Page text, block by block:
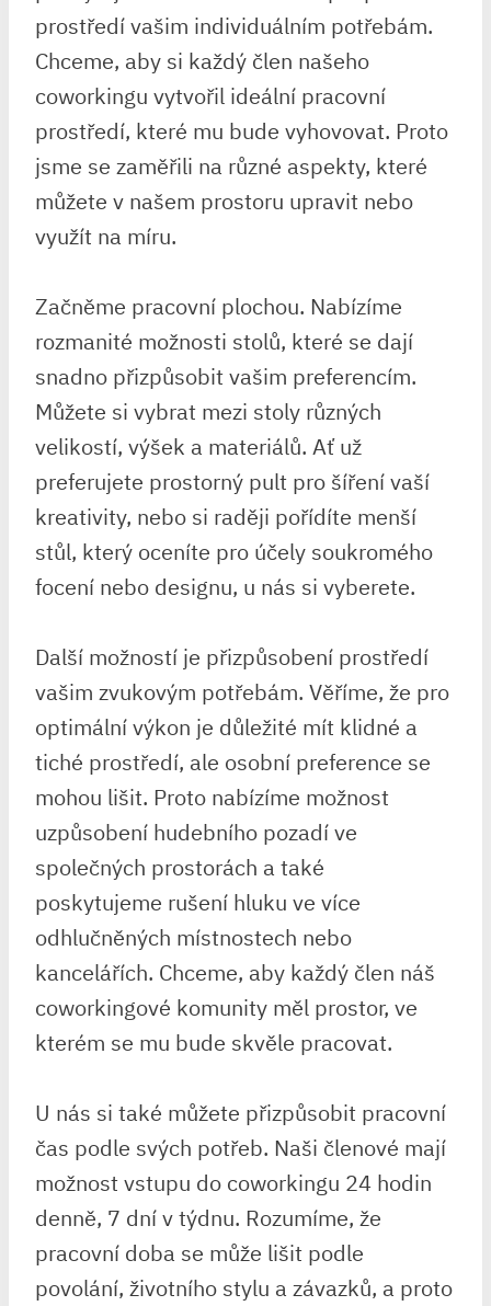
prostředí vašim individuálním potřebám.
Chceme, aby si každý člen našeho
coworkingu vytvořil ideální pracovní
prostředí, které mu bude vyhovovat. Proto
jsme se zaměřili na různé aspekty, které
můžete v našem prostoru upravit nebo
využít na míru.
Začněme pracovní plochou. Nabízíme
rozmanité možnosti stolů, které se dají
snadno přizpůsobit vašim preferencím.
Můžete si vybrat mezi stoly různých
velikostí, výšek a materiálů. Ať už
preferujete prostorný pult pro šíření vaší
kreativity, nebo si raději pořídíte menší
stůl, který oceníte pro účely soukromého
focení nebo designu, u nás si vyberete.
Další možností je přizpůsobení prostředí
vašim zvukovým potřebám. Věříme, že pro
optimální výkon je důležité mít klidné a
tiché prostředí, ale osobní preference se
mohou lišit. Proto nabízíme možnost
uzpůsobení hudebního pozadí ve
společných prostorách a také
poskytujeme rušení hluku ve více
odhlučněných místnostech nebo
kancelářích. Chceme, aby každý člen náš
coworkingové komunity měl prostor, ve
kterém se mu bude skvěle pracovat.
U nás si také můžete přizpůsobit pracovní
čas podle svých potřeb. Naši členové mají
možnost vstupu do coworkingu 24 hodin
denně, 7 dní v týdnu. Rozumíme, že
pracovní doba se může lišit podle
povolání, životního stylu a závazků, a proto